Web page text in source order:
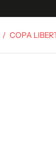
/ COPA